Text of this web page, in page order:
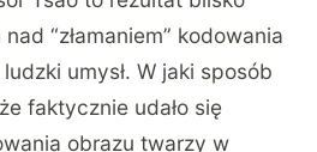
“złamaniem” kodowania
umysł. W jaki sposób
faktycznie udało się
obrazu twarzy w